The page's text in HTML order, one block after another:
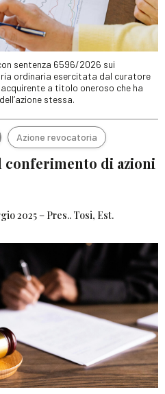
sentenza 6596/2026 sui
ordinaria esercitata dal curatore
a titolo oneroso che ha
stessa.
Azione revocatoria
conferimento di azioni
2025 – Pres.. Tosi, Est.